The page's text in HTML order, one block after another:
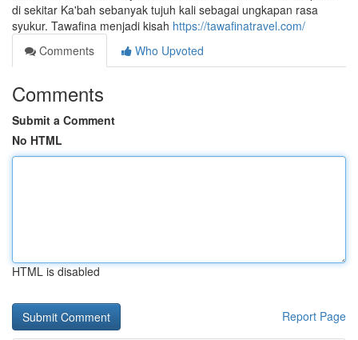
di sekitar Ka'bah sebanyak tujuh kali sebagai ungkapan rasa
syukur. Tawafina menjadi kisah https://tawafinatravel.com/
Comments
Who Upvoted
Comments
Submit a Comment
No HTML
HTML is disabled
Report Page